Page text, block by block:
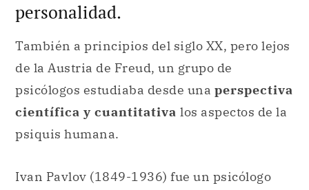
personalidad.
También a principios del siglo XX, pero lejos
de la Austria de Freud, un grupo de
psicólogos estudiaba desde una perspectiva
científica y cuantitativa los aspectos de la
psiquis humana.
Ivan Pavlov (1849-1936) fue un psicólogo